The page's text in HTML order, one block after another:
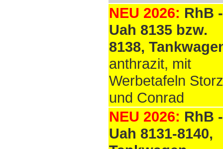
NEU 2026: RhB -
Uah 8135 bzw.
8138,
anthrazit, mit
Werbetafeln Storz
und Conrad
NEU 2026: RhB -
Uah 8131-8140,